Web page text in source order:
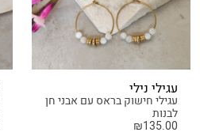
עגילי נילי
עגילי חישוק בראס עם אבני חן
לבנות
₪135.00